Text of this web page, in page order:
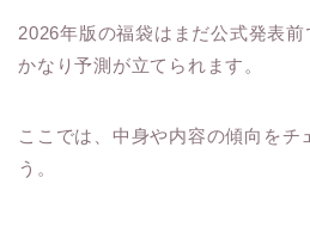
2026年版の福袋はまだ公式発表
かなり予測が立てられます。
ここでは、中身や内容の傾向をチ
う。